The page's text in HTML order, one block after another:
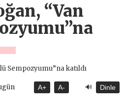
“Van
A+ A- 🔊 Dinle